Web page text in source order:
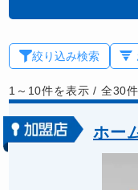
絞り込み検索
1～10件を表示/ 全30件
ホー